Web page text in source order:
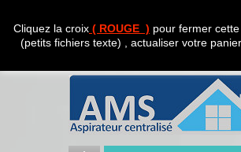
Cliquez la croix ( ROUGE ) pour fermer
(petits fichiers texte) , actualiser votre
Appelez-nous au :Tél : 04 42